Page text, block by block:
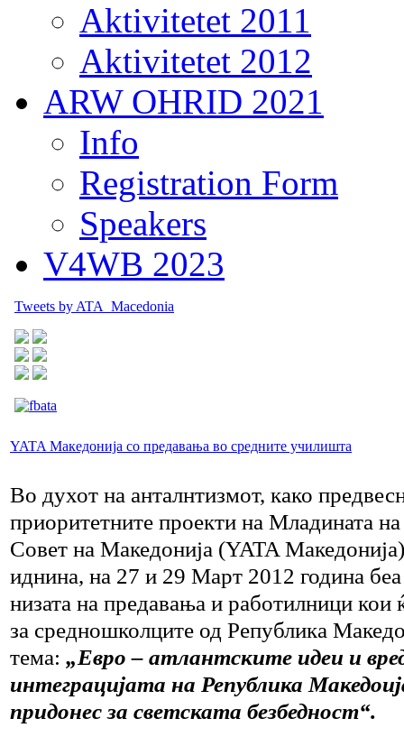
Aktivitetet 2011
Aktivitetet 2012
ARW OHRID 2021
Info
Registration Form
Speakers
V4WB 2023
Tweets by ATA_Macedonia
YATA Македонија со предавања во средните училишта
Во духот на анталнтизмот, како
приоритетните проекти на Младината
Совет на Македонија (YATA
иднина, на 27 и 29 Март 2012 година
низата на предавања и работилници кои
за средношколците од Република
тема: „Евро – атлантските идеи и
интеграцијата на Република
придонес за светската безбедност“.